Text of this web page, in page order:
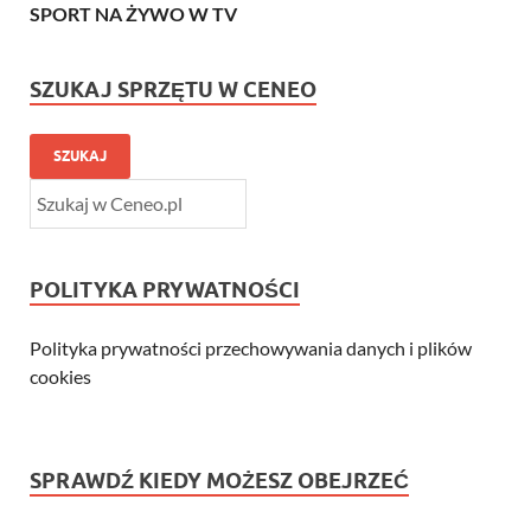
SPORT NA ŻYWO W TV
SZUKAJ SPRZĘTU W CENEO
SZUKAJ
POLITYKA PRYWATNOŚCI
Polityka prywatności przechowywania danych i plików
cookies
SPRAWDŹ KIEDY MOŻESZ OBEJRZEĆ